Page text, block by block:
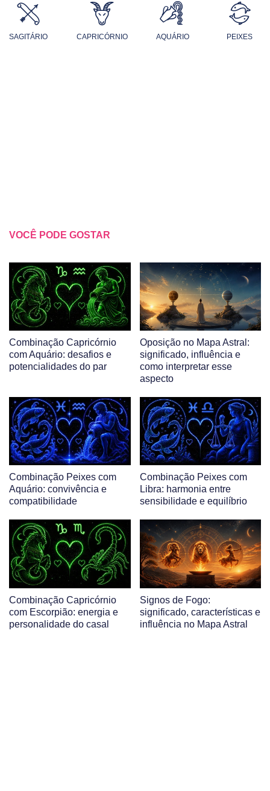
SAGITÁRIO CAPRICÓRNIO AQUÁRIO PEIXES
VOCÊ PODE GOSTAR
Combinação Capricórnio
com Aquário: desafios e
potencialidades do par
Oposição no Mapa Astral:
significado, influência e
como interpretar esse
aspecto
Combinação Peixes com
Aquário: convivência e
compatibilidade
Combinação Peixes com
Libra: harmonia entre
sensibilidade e equilíbrio
Combinação Capricórnio
com Escorpião: energia e
personalidade do casal
Signos de Fogo:
significado, características e
influência no Mapa Astral